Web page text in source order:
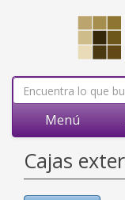
Menú
Cajas